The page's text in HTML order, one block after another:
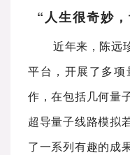
“人生很奇妙
近年来，陈远
平台，开展了多
作，在包括几何量
超导量子线路模拟
了一系列有趣的成